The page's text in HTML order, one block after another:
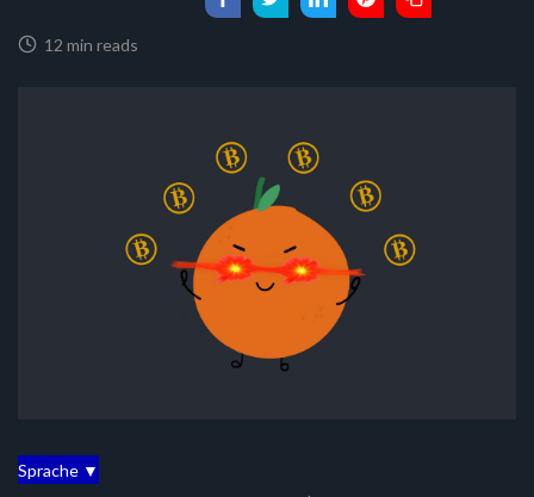
12 min reads
Sprache ▼